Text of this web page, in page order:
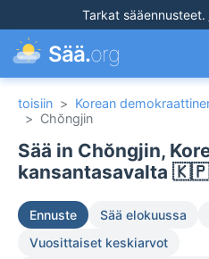
Tarkat sääennusteet.
Sää.org
toisiin > Korean
> Chŏngjin
Sää in Chŏngjin,
kansantasavalta 🇰🇵
Ennuste Sää elokuussa
Vuosittaiset keskiarvot